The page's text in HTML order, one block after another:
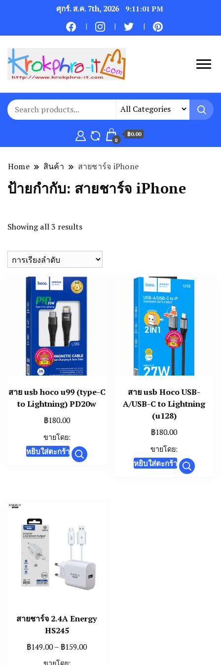
ศุกร์. ส.ค. 7th, 2026 9:11:01 PM
0
฿0.00
Home สินค้า สายชาร์จ iPhone
ป้ายกำกับ: สายชาร์จ iPhone
Showing all 3 results
สาย usb hoco u99 (type-C
to Lightning) PD20w
฿180.00
ขายโดย:
หยิบใส่ตะกร้า
สาย usb Hoco USB-
A/USB-C to Lightning
(u128)
฿180.00
ขายโดย:
หยิบใส่ตะกร้า
สายชาร์จ 2.4A Energy
HS245
฿149.00– ฿159.00Price